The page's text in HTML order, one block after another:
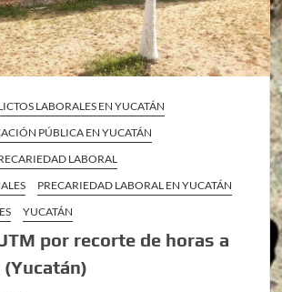
LABORALES EN YUCATÁN
PÚBLICA EN YUCATÁN
LABORAL
PRECARIEDAD LABORAL EN YUCATÁN
YUCATÁN
por recorte de horas a